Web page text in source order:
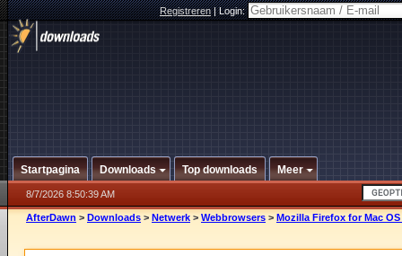
Registreren|Login:
Startpagina Downloads Top downloads Meer
8/7/2026 8:50:39 AM
AfterDawn > Downloads > Netwerk > Webbrowsers > Mozilla Firefox for Mac OS